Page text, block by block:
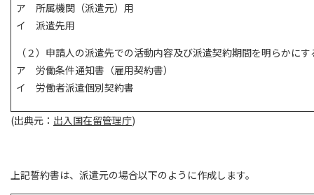
ア 所属機関（派遣元）用
イ 派遣先用
（２）申請人の派遣先での活動内容及び派遣契約期間を明らかに
ア 労働条件通知書（雇用契約書）
イ 労働者派遣個別契約書
(出典元： 出入国在留管理庁)
上記誓約書は、派遣元の場合以下のように作成します。